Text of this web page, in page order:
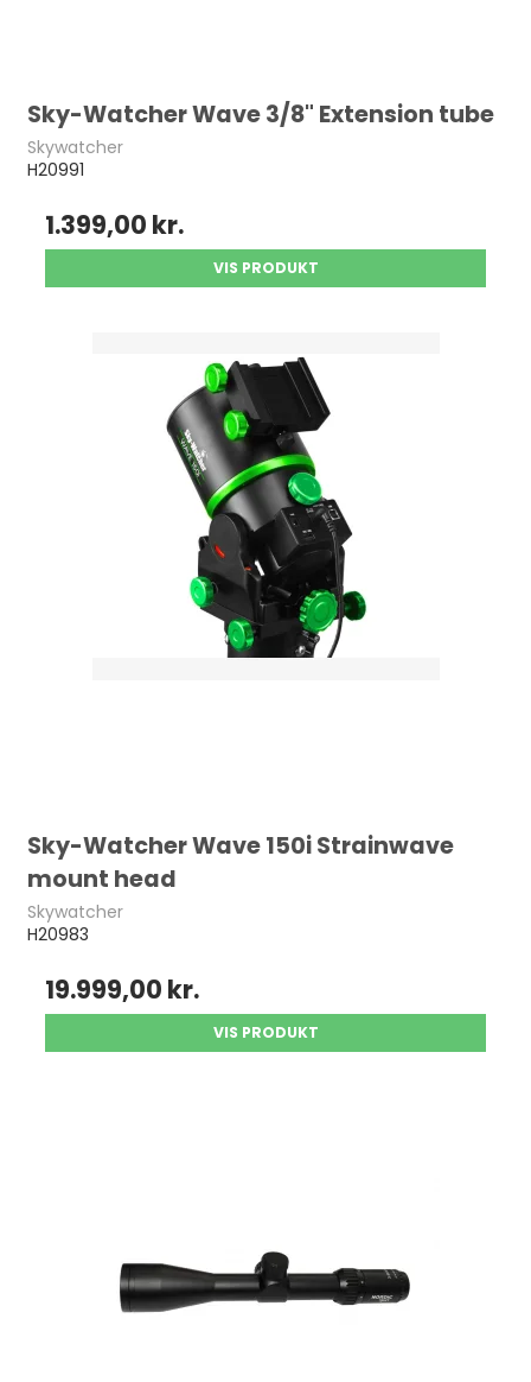
Sky-Watcher Wave 3/8" Extension tube
Skywatcher
H20991
1.399,00 kr.
VIS PRODUKT
Sky-Watcher Wave 150i Strainwave
mount head
Skywatcher
H20983
19.999,00 kr.
VIS PRODUKT